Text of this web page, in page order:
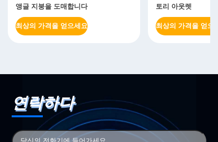
앵글 지붕을 도매합니다
최상의 가격을 얻으세요
토리 아웃렛
최상의 가격을 얻으
연락하다